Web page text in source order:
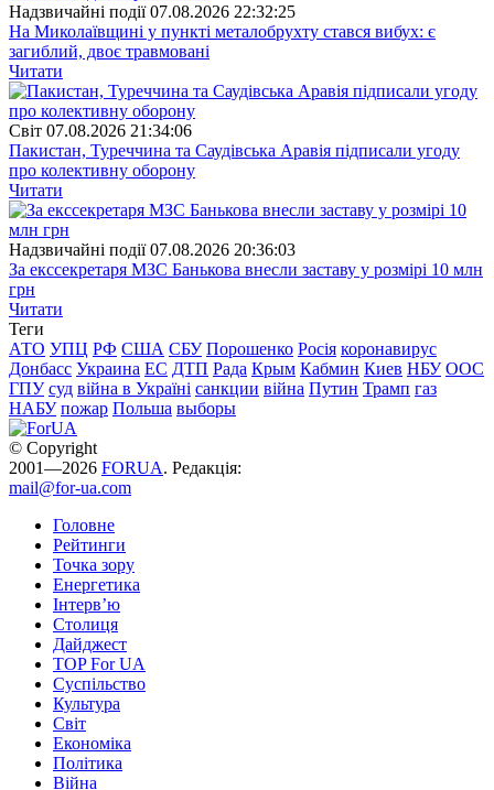
Надзвичайні події 07.08.2026 22:32:25
На Миколаївщині у пункті металобрухту стався вибух: є
загиблий, двоє травмовані
Читати
Свiт 07.08.2026 21:34:06
Пакистан, Туреччина та Саудівська Аравія підписали угоду
про колективну оборону
Читати
Надзвичайні події 07.08.2026 20:36:03
За екссекретаря МЗС Банькова внесли заставу у розмірі 10 млн
грн
Читати
Теги
АТО УПЦ РФ США СБУ Порошенко Росія коронавирус
Донбасс Украина ЕС ДТП Рада Крым Кабмин Киев НБУ ООС
ГПУ суд війна в Україні санкции війна Путин Трамп газ
НАБУ пожар Польша выборы
© Copyright
2001—2026 FORUA. Редакція:
mail@for-ua.com
Головне
Рейтинги
Точка зору
Енергетика
Інтерв’ю
Столиця
Дайджест
TOP For UA
Суспiльство
Культура
Світ
Економіка
Політика
Війна